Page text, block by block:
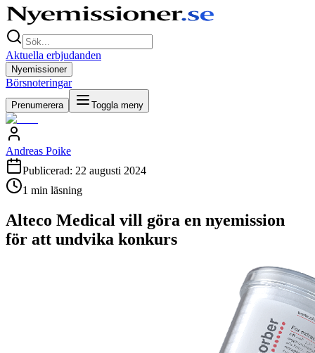
Aktuella erbjudanden
Nyemissioner
Börsnoteringar
Prenumerera Toggla meny
Andreas Poike
Publicerad: 22 augusti 2024
1 min läsning
Alteco Medical vill göra en nyemission
för att undvika konkurs